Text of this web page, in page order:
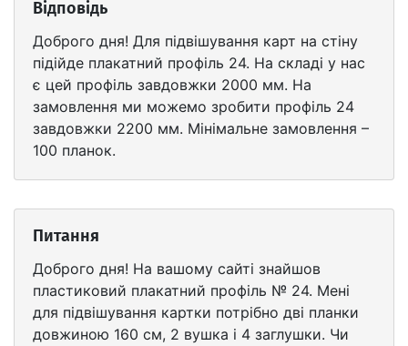
Відповідь
Доброго дня! Для підвішування карт на стіну
підійде плакатний профіль 24. На складі у нас
є цей профіль завдовжки 2000 мм. На
замовлення ми можемо зробити профіль 24
завдовжки 2200 мм. Мінімальне замовлення –
100 планок.
Питання
Доброго дня! На вашому сайті знайшов
пластиковий плакатний профіль № 24. Мені
для підвішування картки потрібно дві планки
довжиною 160 см, 2 вушка і 4 заглушки. Чи